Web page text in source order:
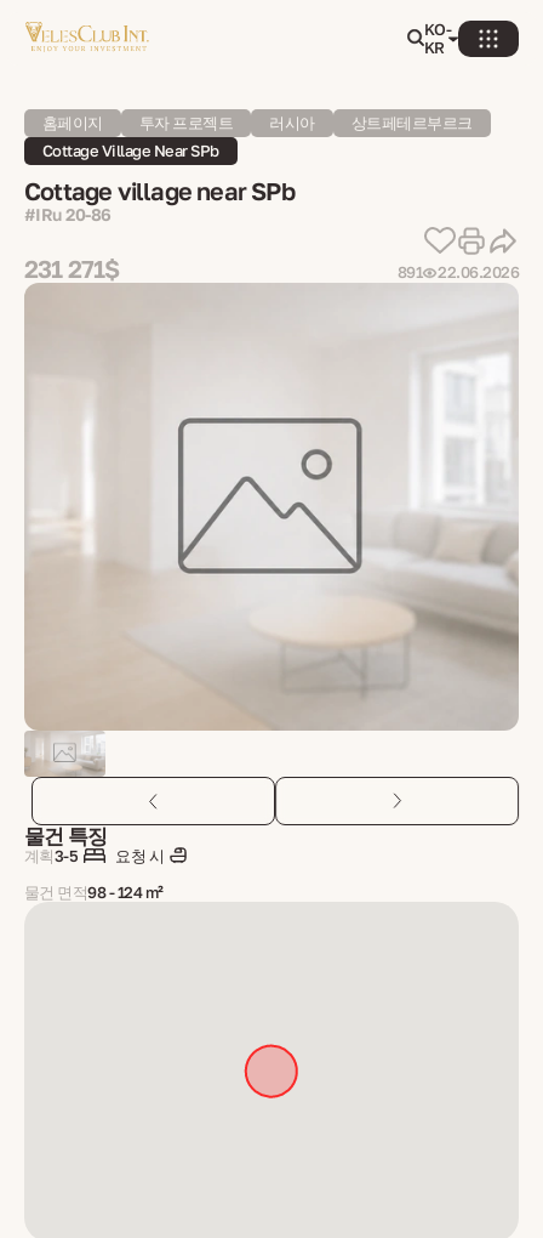
KO-
KR
홈페이지 투자 프로젝트 러시아
상트페테르부르크
Cottage Village Near SPb
Cottage village near SPb
#IRu 20-86
231 271$ 891 22.06.2026
물건 특징
계획3-5
요청 시
물건 면적98 - 124 m²